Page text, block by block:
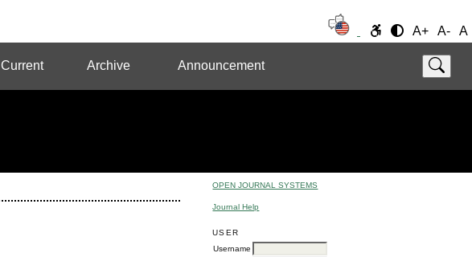
A+ A- A
Current Archive Announcement
OPEN JOURNAL SYSTEMS
Journal Help
USER
Username